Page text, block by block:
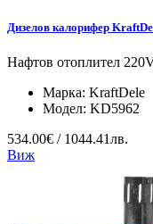
Дизелов калорифер
Нафтов отоплител
Марка: KraftDele
Модел: KD5962
534.00€ / 1044.41лв.
Виж